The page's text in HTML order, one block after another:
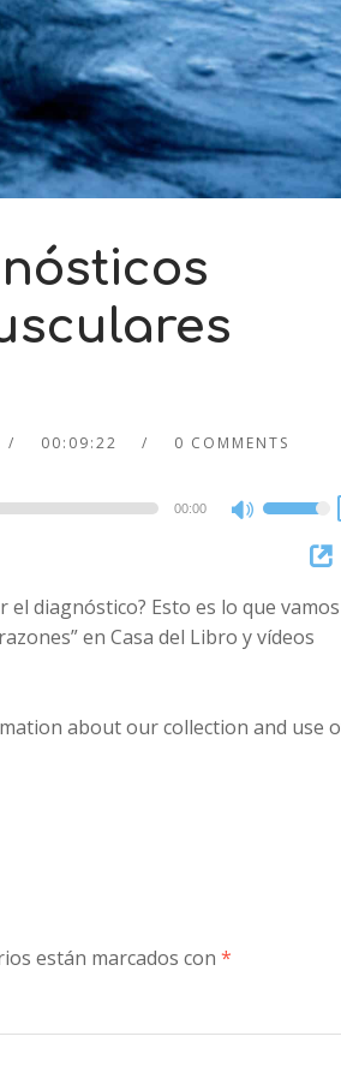
00:09:22 0 COMMENTS
00:00
Use
Up/Down
keys
to
decrease
diagnóstico? Esto es lo que
en Casa del Libro y vídeos
about our collection and use
están marcados con *